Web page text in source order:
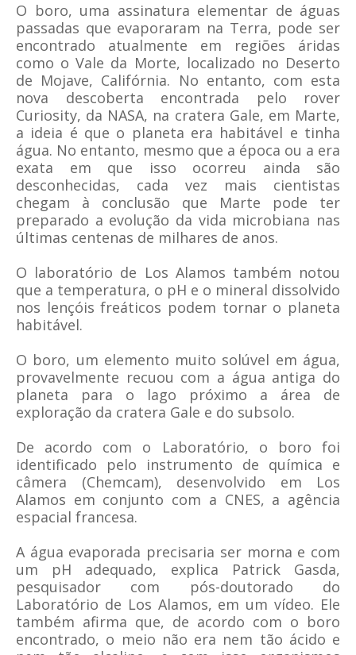
O boro, uma assinatura elementar de águas
passadas que evaporaram na Terra, pode ser
encontrado atualmente em regiões áridas
como o Vale da Morte, localizado no Deserto
de Mojave, Califórnia. No entanto, com esta
nova descoberta encontrada pelo rover
Curiosity, da NASA, na cratera Gale, em Marte,
a ideia é que o planeta era habitável e tinha
água. No entanto, mesmo que a época ou a era
exata em que isso ocorreu ainda são
desconhecidas, cada vez mais cientistas
chegam à conclusão que Marte pode ter
preparado a evolução da vida microbiana nas
últimas centenas de milhares de anos.
O laboratório de Los Alamos também notou
que a temperatura, o pH e o mineral dissolvido
nos lençóis freáticos podem tornar o planeta
habitável.
O boro, um elemento muito solúvel em água,
provavelmente recuou com a água antiga do
planeta para o lago próximo a área de
exploração da cratera Gale e do subsolo.
De acordo com o Laboratório, o boro foi
identificado pelo instrumento de química e
câmera (Chemcam), desenvolvido em Los
Alamos em conjunto com a CNES, a agência
espacial francesa.
A água evaporada precisaria ser morna e com
um pH adequado, explica Patrick Gasda,
pesquisador com pós-doutorado do
Laboratório de Los Alamos, em um vídeo. Ele
também afirma que, de acordo com o boro
encontrado, o meio não era nem tão ácido e